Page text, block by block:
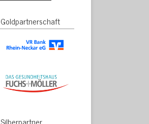
Goldpartnerschaft
Silberpartner